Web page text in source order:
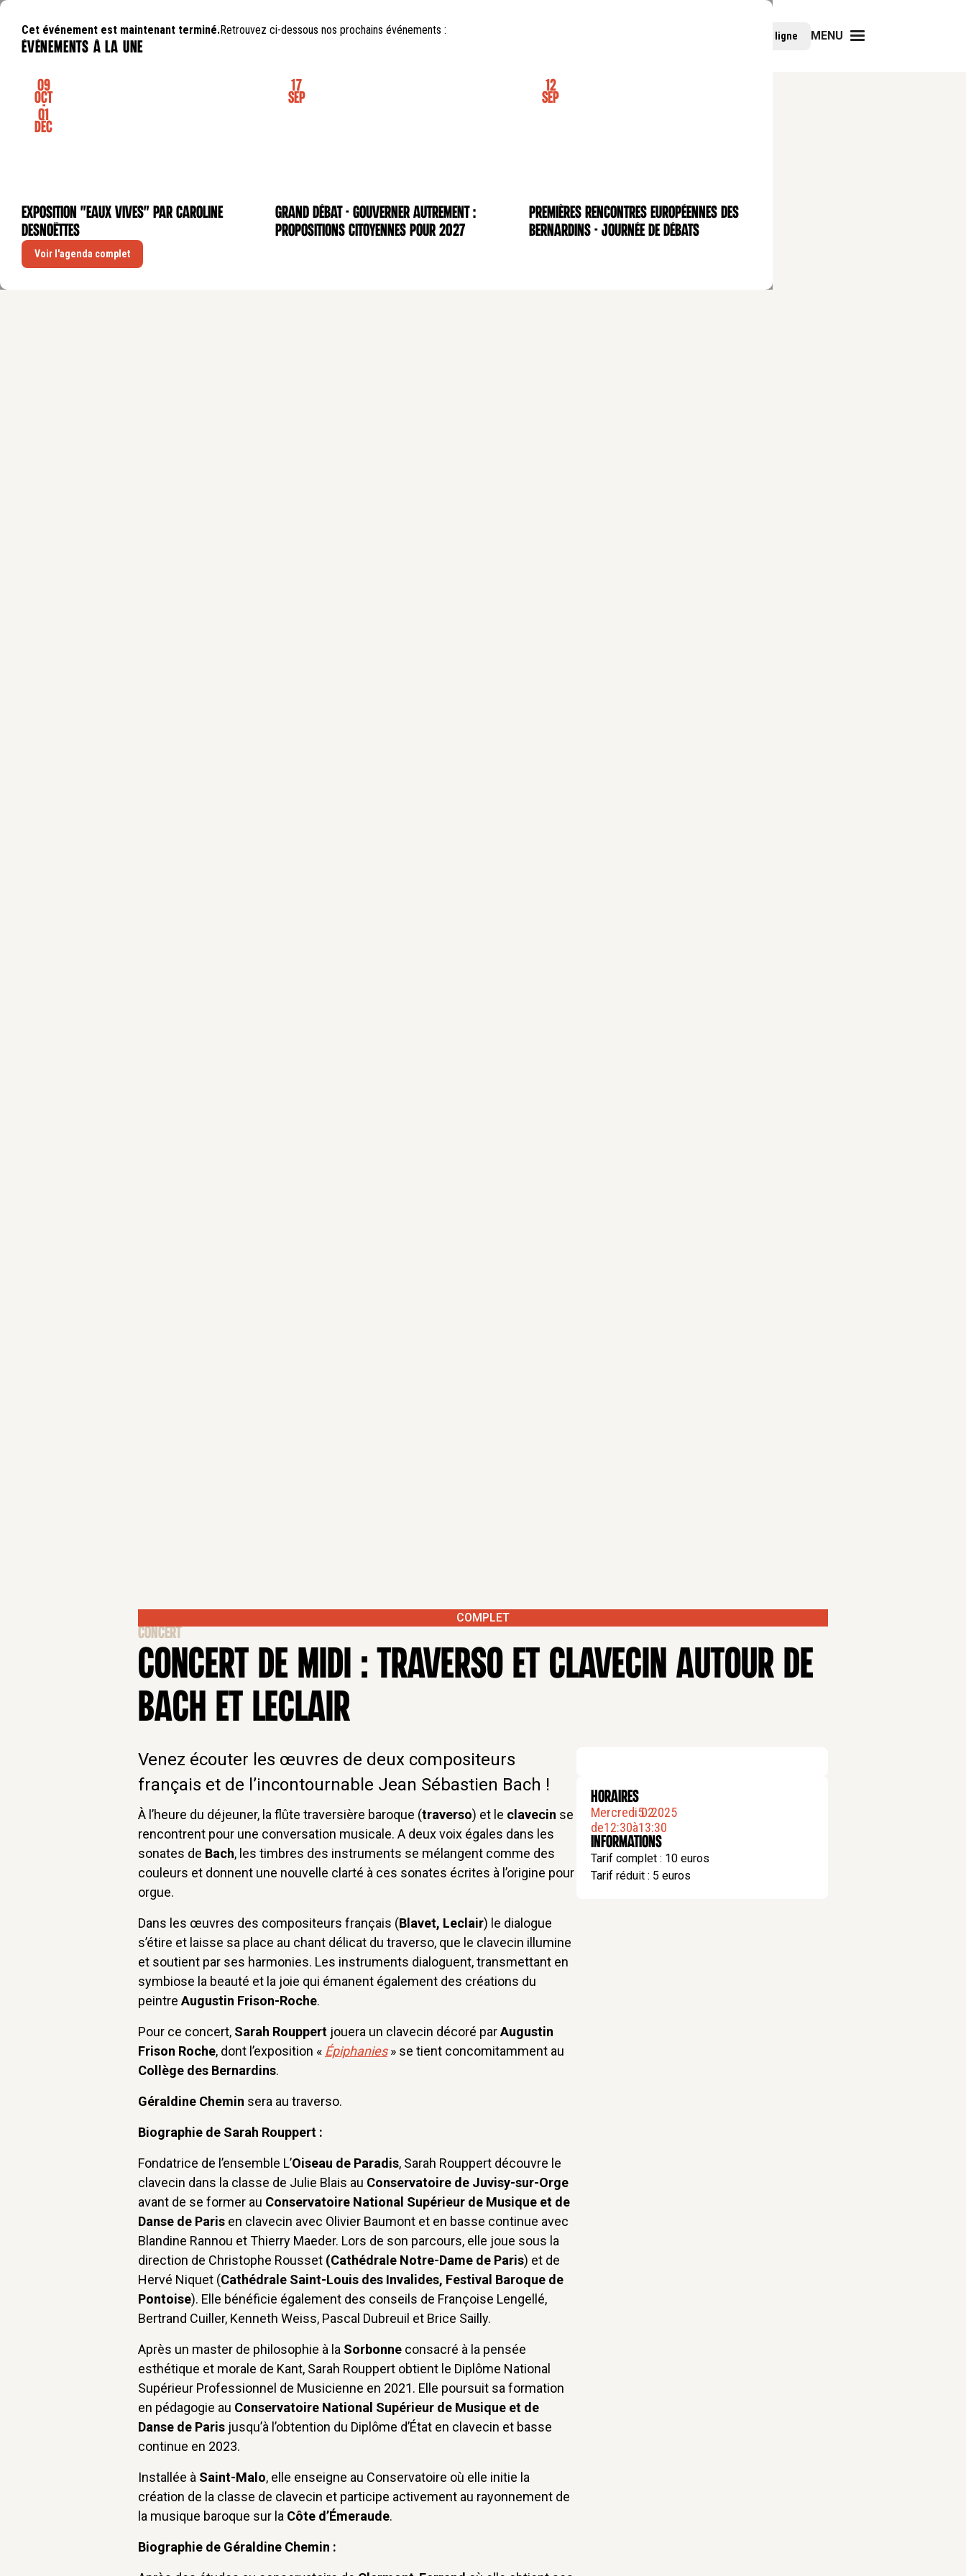
Cours en ligne MENU
Cet événement est maintenant terminé.Retrouvez ci-dessous nos prochains événements :
événements à la une
EXPOSITION
09
Oct
-
01
Déc
Exposition "Eaux Vives" par Caroline
Desnoëttes
CONFÉRENCE
17
Sep
GRAND DÉBAT - Gouverner autrement :
propositions citoyennes pour 2027
CONFÉRENCE
12
Sep
Premières rencontres européennes des
Bernardins - Journée de débats
Voir l'agenda complet
COMPLET
CONCERT
CONCERT DE MIDI : TRAVERSO ET CLAVECIN AUTOUR DE
BACH ET LECLAIR
Venez écouter les œuvres de deux compositeurs
français et de l’incontournable Jean Sébastien Bach !
À l’heure du déjeuner, la flûte traversière baroque (traverso) et le clavecin se
rencontrent pour une conversation musicale. A deux voix égales dans les
sonates de Bach, les timbres des instruments se mélangent comme des
couleurs et donnent une nouvelle clarté à ces sonates écrites à l’origine pour
orgue.
Dans les œuvres des compositeurs français (Blavet, Leclair) le dialogue
s’étire et laisse sa place au chant délicat du traverso, que le clavecin illumine
et soutient par ses harmonies. Les instruments dialoguent, transmettant en
symbiose la beauté et la joie qui émanent également des créations du
peintre Augustin Frison-Roche.
Pour ce concert, Sarah Rouppert jouera un clavecin décoré parAugustin
Frison Roche, dont l’exposition « Épiphanies» se tient concomitamment au
Collège des Bernardins.
Géraldine Chemin sera au traverso.
Biographie de Sarah Rouppert :
Fondatrice de l’ensemble L’Oiseau de Paradis, Sarah Rouppert découvre le
clavecin dans la classe de Julie Blais au Conservatoire de Juvisy-sur-Orge
avant de se former au Conservatoire National Supérieur de Musique et de
Danse de Paris en clavecin avec Olivier Baumont et en basse continue avec
Blandine Rannou et Thierry Maeder. Lors de son parcours, elle joue sous la
direction de Christophe Rousset (Cathédrale Notre-Dame de Paris) et de
Hervé Niquet (Cathédrale Saint-Louis des Invalides, Festival Baroque de
Pontoise). Elle bénéficie également des conseils de Françoise Lengellé,
Bertrand Cuiller, Kenneth Weiss, Pascal Dubreuil et Brice Sailly.
Après un master de philosophie à la Sorbonne consacré à la pensée
esthétique et morale de Kant, Sarah Rouppert obtient le Diplôme National
Supérieur Professionnel de Musicienne en 2021. Elle poursuit sa formation
en pédagogie au Conservatoire National Supérieur de Musique et de
Danse de Paris jusqu’à l’obtention du Diplôme d’État en clavecin et basse
continue en 2023.
Installée à Saint-Malo, elle enseigne au Conservatoire où elle initie la
création de la classe de clavecin et participe activement au rayonnement de
la musique baroque sur la Côte d’Émeraude.
Biographie de Géraldine Chemin :
HORAIRES
Mercredi5.02.2025
de12:30à13:30
Informations
Tarif complet : 10 euros
Tarif réduit : 5 euros